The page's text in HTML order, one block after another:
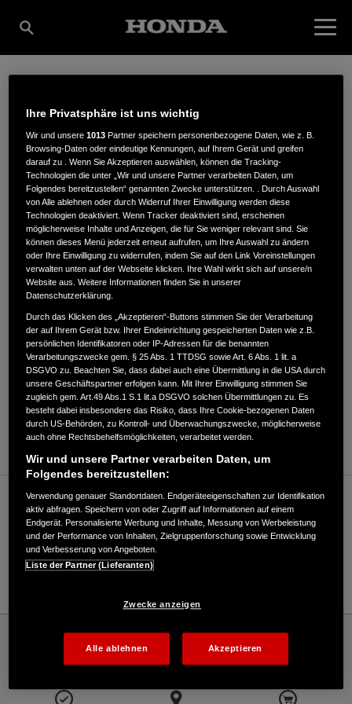
WEIZENEGGER
GARTENTECHNIK,
INH. ANDREAS
OSTERMEIER
Alpenstr. 8,83730,Fischbachau
ANFAHRTSBESCHREIBUNG ANFORDERN
Verkauf / Kundendienst
08028 / 703
Schneefräsen
Weizenegger Gartentechnik, Inh. Andreas Ostermeier - Snowthrowers – Honda -
HONDA Deutschland Offizielle Website | The Power of Dreams
Ihre Privatsphäre ist uns wichtig
Wir und unsere1013 Partner speichern personenbezogene Daten, wie z. B.
Browsing-Daten oder eindeutige Kennungen, auf Ihrem Gerät und greifen
darauf zu . Wenn Sie Akzeptieren auswählen, können die Tracking-
Technologien die unter „Wir und unsere Partner verarbeiten Daten, um
Folgendes bereitzustellen“ genannten Zwecke unterstützen. . Durch Auswahl
von Alle ablehnen oder durch Widerruf Ihrer Einwilligung werden diese
Technologien deaktiviert. Wenn Tracker deaktiviert sind, erscheinen
möglicherweise Inhalte und Anzeigen, die für Sie weniger relevant sind. Sie
können dieses Menü jederzeit erneut aufrufen, um Ihre Auswahl zu ändern
oder Ihre Einwilligung zu widerrufen, indem Sie auf den Link Voreinstellungen
verwalten unten auf der Webseite klicken. Ihre Wahl wirkt sich auf unsere/n
Website aus. Weitere Informationen finden Sie in unserer
Datenschutzerklärung.
Durch das Klicken des „Akzeptieren“-Buttons stimmen Sie der Verarbeitung
der auf Ihrem Gerät bzw. Ihrer Endeinrichtung gespeicherten Daten wie z.B.
persönlichen Identifikatoren oder IP-Adressen für die benannten
Verarbeitungszwecke gem. § 25 Abs. 1 TTDSG sowie Art. 6 Abs. 1 lit. a
DSGVO zu. Beachten Sie, dass dabei auch eine Übermittlung in die USA durch
unsere Geschäftspartner erfolgen kann. Mit Ihrer Einwilligung stimmen Sie
zugleich gem. Art.49 Abs.1 S.1 lit.a DSGVO solchen Übermittlungen zu. Es
besteht dabei insbesondere das Risiko, dass Ihre Cookie-bezogenen Daten
durch US-Behörden, zu Kontroll- und Überwachungszwecke, möglicherweise
auch ohne Rechtsbehelfsmöglichkeiten, verarbeitet werden.
Wir und unsere Partner verarbeiten Daten, um
Folgendes bereitzustellen:
Verwendung genauer Standortdaten. Endgeräteeigenschaften zur Identifikation
aktiv abfragen. Speichern von oder Zugriff auf Informationen auf einem
Endgerät. Personalisierte Werbung und Inhalte, Messung von Werbeleistung
und der Performance von Inhalten, Zielgruppenforschung sowie Entwicklung
und Verbesserung von Angeboten.
Liste der Partner (Lieferanten)
Zwecke anzeigen
Alle ablehnen Akzeptieren